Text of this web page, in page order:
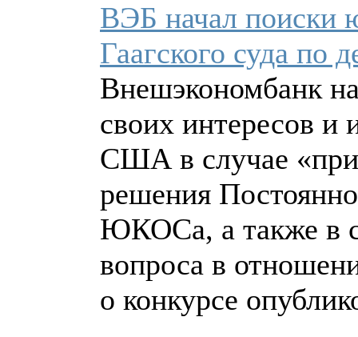
ВЭБ начал поиски
Гаагского суда
Внешэкономбанк
своих интересов
США в случае
решения
ЮКОСа, а также в
вопроса в
о конкурсе